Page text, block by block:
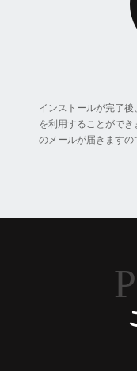
インストールが完了
を利用することがで
のメールが届きますの